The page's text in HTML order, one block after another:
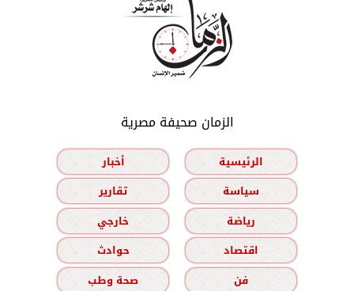
الزمان صحيفة مصرية
الرئيسية
أخبار
سياسة
تقارير
رياضة
خارجي
اقتصاد
حوادث
فن
صحة وطب